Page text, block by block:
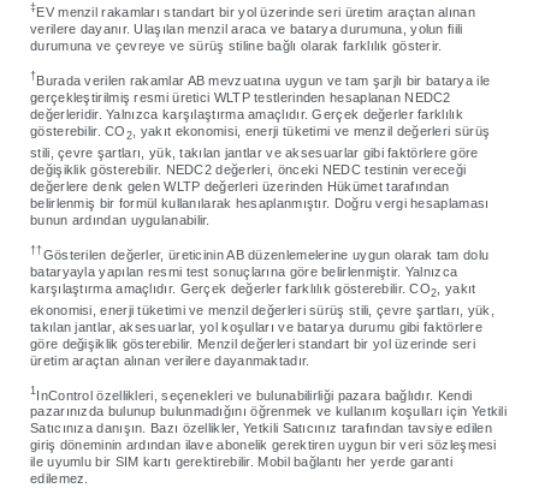
‡EV menzil rakamları standart bir yol üzerinde seri üretim araçtan alınan
verilere dayanır. Ulaşılan menzil araca ve batarya durumuna, yolun fiili
durumuna ve çevreye ve sürüş stiline bağlı olarak farklılık gösterir.
†Burada verilen rakamlar AB mevzuatına uygun ve tam şarjlı bir batarya ile
gerçekleştirilmiş resmi üretici WLTP testlerinden hesaplanan NEDC2
değerleridir. Yalnızca karşılaştırma amaçlıdır. Gerçek değerler farklılık
gösterebilir. CO 2
, yakıt ekonomisi, enerji tüketimi ve menzil değerleri sürüş
stili, çevre şartları, yük, takılan jantlar ve aksesuarlar gibi faktörlere göre
değişiklik gösterebilir. NEDC2 değerleri, önceki NEDC testinin vereceği
değerlere denk gelen WLTP değerleri üzerinden Hükümet tarafından
belirlenmiş bir formül kullanılarak hesaplanmıştır. Doğru vergi hesaplaması
bunun ardından uygulanabilir.
††Gösterilen değerler, üreticinin AB düzenlemelerine uygun olarak tam dolu
bataryayla yapılan resmi test sonuçlarına göre belirlenmiştir. Yalnızca
karşılaştırma amaçlıdır. Gerçek değerler farklılık gösterebilir. CO2
, yakıt
ekonomisi, enerji tüketimi ve menzil değerleri sürüş stili, çevre şartları, yük,
takılan jantlar, aksesuarlar, yol koşulları ve batarya durumu gibi faktörlere
göre değişiklik gösterebilir. Menzil değerleri standart bir yol üzerinde seri
üretim araçtan alınan verilere dayanmaktadır.
1 InControl özellikleri, seçenekleri ve bulunabilirliği pazara bağlıdır. Kendi
pazarınızda bulunup bulunmadığını öğrenmek ve kullanım koşulları için Yetkili
Satıcınıza danışın. Bazı özellikler, Yetkili Satıcınız tarafından tavsiye edilen
giriş döneminin ardından ilave abonelik gerektiren uygun bir veri sözleşmesi
ile uyumlu bir SIM kartı gerektirebilir. Mobil bağlantı her yerde garanti
edilemez.